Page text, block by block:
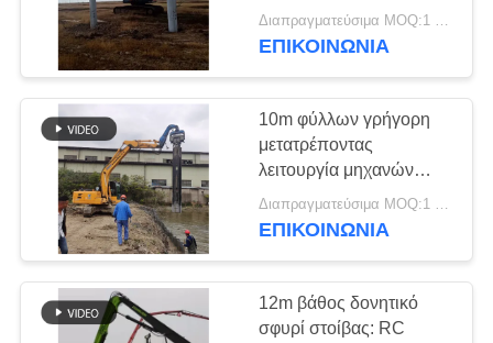
PRIVACY
POLICY
360 μοίρες οδηγοί
στοίβας
15
συγκεκριμένος
Διαπραγματεύσιμα MOQ:1 σύνολο
ΕΠΙΚΟΙΝΩΝΙΑ
10m φύλλων γρήγορη
μετατρέποντας
λειτουργία μηχανών
σωρών Drive
Διαπραγματεύσιμα MOQ:1 σύνολο
ΕΠΙΚΟΙΝΩΝΙΑ
12m βάθος δονητικό
σφυρί στοίβας: RC